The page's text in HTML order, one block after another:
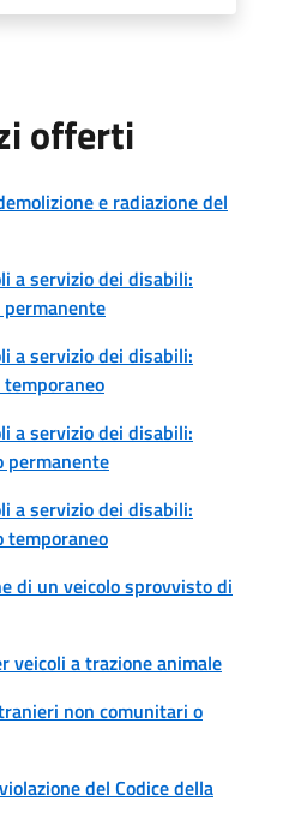
offerti
e radiazione del
a servizio dei disabili:
a servizio dei disabili:
a servizio dei disabili:
permanente
a servizio dei disabili:
temporaneo
di un veicolo sprovvisto di
veicoli a trazione animale
non comunitari o
del Codice della